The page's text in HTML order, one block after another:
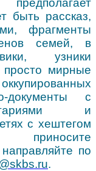
быть рассказ,
фрагменты
семей, в
узники
просто мирные
документы с
и
с хештегом
приносите
по
.